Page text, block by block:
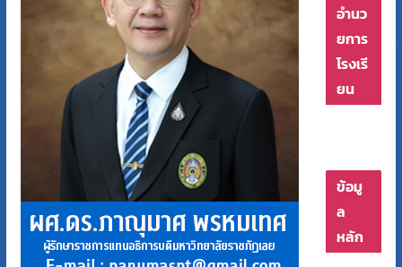
อำนว
ยการ
โรงเรี
ยน
ข้อมู
ล
หลัก